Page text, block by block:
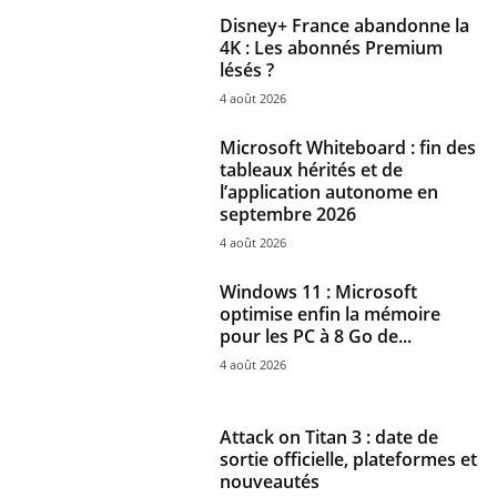
Disney+ France abandonne la
4K : Les abonnés Premium
lésés ?
4 août 2026
Microsoft Whiteboard : fin des
tableaux hérités et de
l’application autonome en
septembre 2026
4 août 2026
Windows 11 : Microsoft
optimise enfin la mémoire
pour les PC à 8 Go de...
4 août 2026
Attack on Titan 3 : date de
sortie officielle, plateformes et
nouveautés